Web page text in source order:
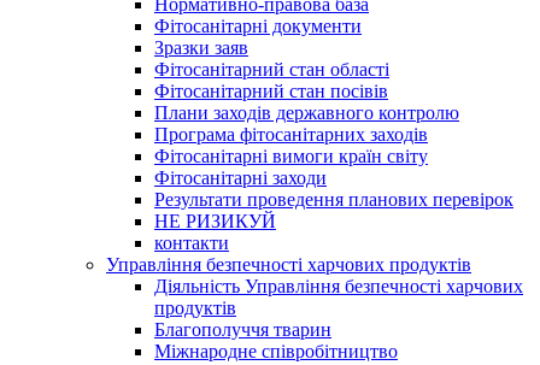
Нормативно-правова база
Фітосанітарні документи
Зразки заяв
Фітосанітарний стан області
Фітосанітарний стан посівів
Плани заходів державного контролю
Програма фітосанітарних заходів
Фітосанітарні вимоги країн світу
Фітосанітарні заходи
Результати проведення планових перевірок
НЕ РИЗИКУЙ
контакти
Управління безпечності харчових продуктів
Діяльність Управління безпечності харчових
продуктів
Благополуччя тварин
Міжнародне співробітництво